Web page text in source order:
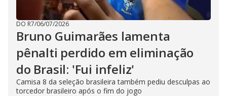
DO R7/06/07/2026
Bruno Guimarães lamenta
pênalti perdido em eliminação
do Brasil: 'Fui infeliz'
Camisa 8 da seleção brasileira também pediu desculpas ao
torcedor brasileiro após o fim do jogo